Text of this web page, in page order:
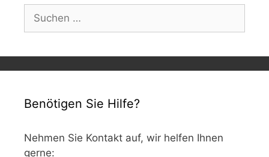
nach:
Benötigen Sie Hilfe?
Nehmen Sie Kontakt auf, wir helfen Ihnen
gerne: